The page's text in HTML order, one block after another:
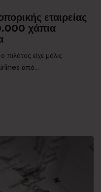
εταιρείας
χάπια
πιλότος είχε μόλις
από...